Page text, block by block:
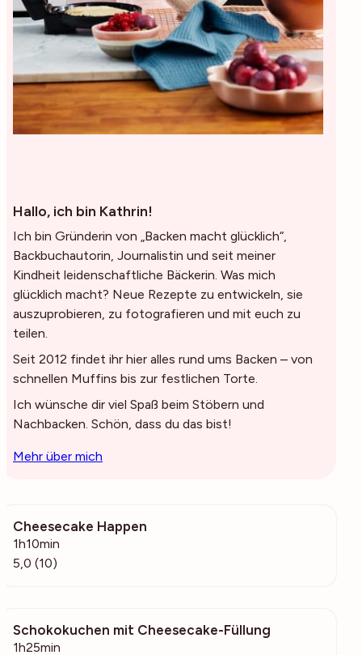
Hallo, ich bin Kathrin!
Ich bin Gründerin von „Backen macht glücklich“,
Backbuchautorin, Journalistin und seit meiner
Kindheit leidenschaftliche Bäckerin. Was mich
glücklich macht? Neue Rezepte zu entwickeln, sie
auszuprobieren, zu fotografieren und mit euch zu
teilen.
Seit 2012 findet ihr hier alles rund ums Backen – von
schnellen Muffins bis zur festlichen Torte.
Ich wünsche dir viel Spaß beim Stöbern und
Nachbacken. Schön, dass du das bist!
Mehr über mich
Cheesecake Happen
1h10min
5,0 (10)
Schokokuchen mit Cheesecake-Füllung
1h25min